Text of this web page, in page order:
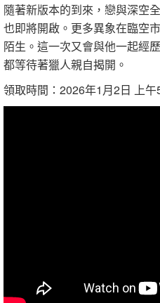
隨著新版本的到來，戀與深空
也即將開啟。更多異象在臨空
陌生。這一次又會與他一起經
都等待著獵人親自揭開。
領取時間：2026年1月2日 上午